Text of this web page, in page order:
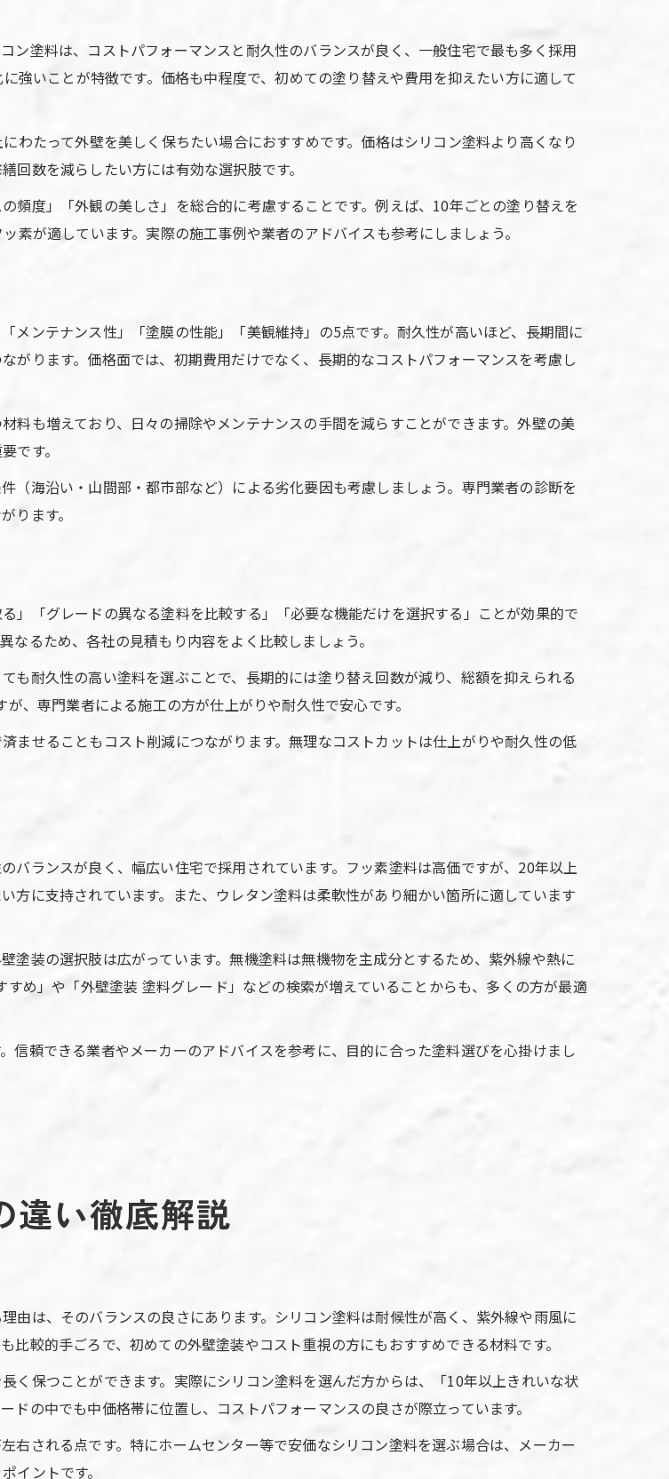
とフッ素の耐用年数と実力差
で最強の塗料はどれか徹底解析
グレードごとの特徴と選び方
料グレード別の違いと特徴
との外壁塗装材料選びのコツ
の価格帯とグレードの関係を解説
両立する外壁塗装材料の秘訣
美観とコストを両立させる方法
外壁塗装のための材料選び実例
おすすめのコスパ重視塗料解説
に役立つ外壁塗装塗料の選び方
ン塗料は、コストパフォーマンスと耐久性のバランスが良く、一般住宅で最も多く採用
強いことが特徴です。価格も中程度で、初めての塗り替えや費用を抑えたい方に適して
わたって外壁を美しく保ちたい場合におすすめです。価格はシリコン塗料より高くなり
回数を減らしたい方には有効な選択肢です。
頻度」「外観の美しさ」を総合的に考慮することです。例えば、10年ごとの塗り替えを
が適しています。実際の施工事例や業者のアドバイスも参考にしましょう。
メンテナンス性」「塗膜の性能」「美観維持」の5点です。耐久性が高いほど、長期間に
がります。価格面では、初期費用だけでなく、長期的なコストパフォーマンスを考慮し
料も増えており、日々の掃除やメンテナンスの手間を減らすことができます。外壁の美
です。
（海沿い・山間部・都市部など）による劣化要因も考慮しましょう。専門業者の診断を
ります。
」「グレードの異なる塗料を比較する」「必要な機能だけを選択する」ことが効果的で
るため、各社の見積もり内容をよく比較しましょう。
も耐久性の高い塗料を選ぶことで、長期的には塗り替え回数が減り、総額を抑えられる
、専門業者による施工の方が仕上がりや耐久性で安心です。
ませることもコスト削減につながります。無理なコストカットは仕上がりや耐久性の低
バランスが良く、幅広い住宅で採用されています。フッ素塗料は高価ですが、20年以上
方に支持されています。また、ウレタン塗料は柔軟性があり細かい箇所に適しています
塗装の選択肢は広がっています。無機塗料は無機物を主成分とするため、紫外線や熱に
め」や「外壁塗装 塗料グレード」などの検索が増えていることからも、多くの方が最適
信頼できる業者やメーカーのアドバイスを参考に、目的に合った塗料選びを心掛けまし
違い徹底解説
由は、そのバランスの良さにあります。シリコン塗料は耐候性が高く、紫外線や雨風に
較的手ごろで、初めての外壁塗装やコスト重視の方にもおすすめできる材料です。
く保つことができます。実際にシリコン塗料を選んだ方からは、「10年以上きれいな状
の中でも中価格帯に位置し、コストパフォーマンスの良さが際立っています。
右される点です。特にホームセンター等で安価なシリコン塗料を選ぶ場合は、メーカー
イントです。